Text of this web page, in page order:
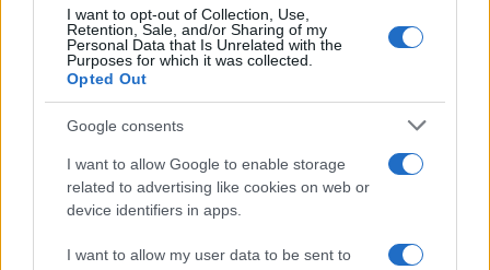
I want to opt-out of Collection, Use,
Retention, Sale, and/or Sharing of my
Personal Data that Is Unrelated with the
Purposes for which it was collected.
Opted Out
Google consents
I want to allow Google to enable storage
related to advertising like cookies on web or
device identifiers in apps.
I want to allow my user data to be sent to
συνεχίζουν μαζί: Ανανέωση
της συνεργασίας τους μέχρι
το 2028
18η συνεχόμενη χρονιά για τον ΟΤΕ στη διεθνή σειρά
δεικτών FTSE4Good